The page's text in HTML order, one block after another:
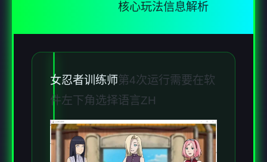
核心玩法信息解析
女忍者训练师第4次运行需要在软
件左下角选择语言ZH